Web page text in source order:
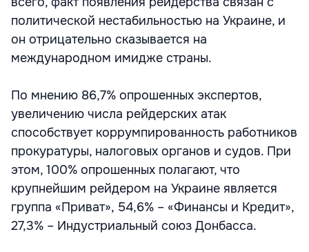
политической нестабильностью на Украине, и
он отрицательно сказывается на
международном имидже страны.
По мнению 86,7% опрошенных экспертов,
увеличению числа рейдерских атак
способствует коррумпированность работников
прокуратуры, налоговых органов и судов. При
этом, 100% опрошенных полагают, что
крупнейшим рейдером на Украине является
группа «Приват», 54,6% – «Финансы и Кредит»,
27,3% – Индустриальный союз Донбасса.